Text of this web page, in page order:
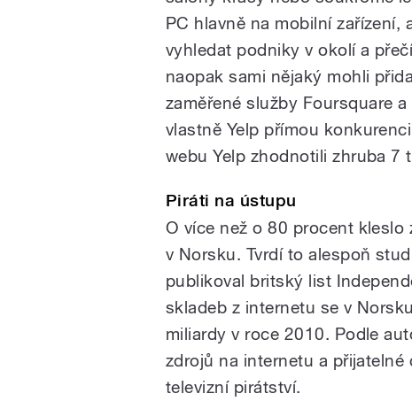
PC hlavně na mobilní
vyhledat podniky v okolí a
naopak sami nějaký mohli
zaměřené služby Foursquare
vlastně Yelp přímou
webu Yelp zhodnotili zhruba 7
Piráti na ústupu
O více než o 80 procent
v Norsku. Tvrdí to alespoň
publikoval britský list
skladeb z internetu se v
miliardy v roce 2010. Podle
zdrojů na internetu a
televizní pirátství.